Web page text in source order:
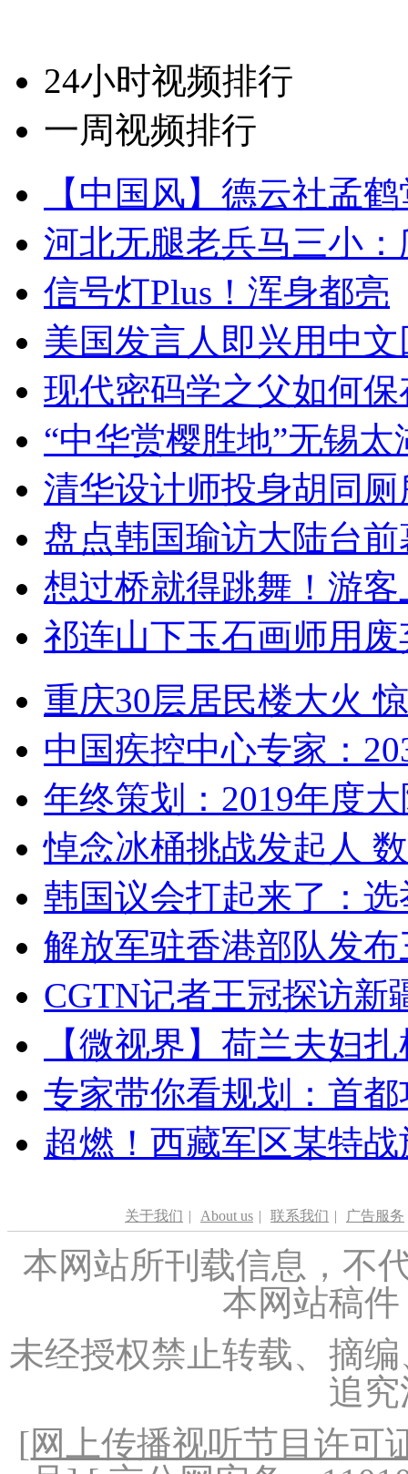
24小时视频排行
一周视频排行
【中国风】德云社孟
河北无腿老兵马三小
信号灯Plus！浑身都亮
美国发言人即兴用中
现代密码学之父如何
“中华赏樱胜地”无锡
清华设计师投身胡同
盘点韩国瑜访大陆台
想过桥就得跳舞！游客
祁连山下玉石画师用
重庆30层居民楼大火
中国疾控中心专家：
年终策划：2019年度
悼念冰桶挑战发起人
韩国议会打起来了：
解放军驻香港部队发
CGTN记者王冠探访新
【微视界】荷兰夫妇
专家带你看规划：首
超燃！西藏军区某特
关于我们 | About us | 联系我们 | 广告服务
本网站所刊载信息，不
本网站稿
未经授权禁止转载、摘
追
[网上传播视听节目许可